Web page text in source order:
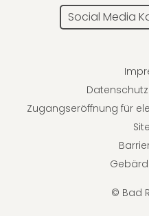
Social Media
© Bad
Zugangseröffnung für